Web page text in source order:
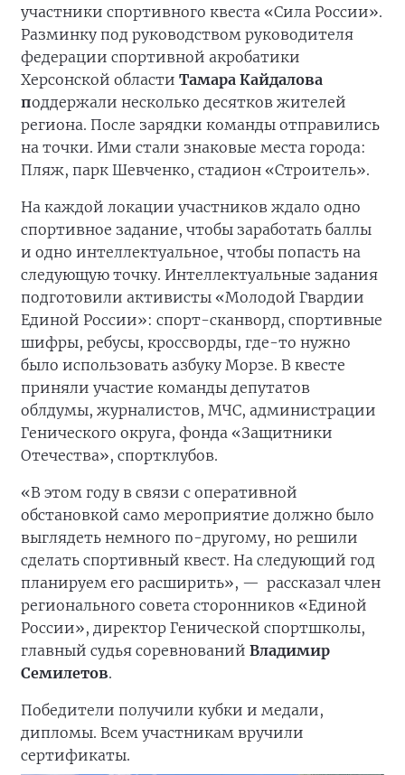
участники спортивного квеста «Сила России».
Разминку под руководством руководителя
федерации спортивной акробатики
Херсонской области Тамара Кайдалова
поддержали несколько десятков жителей
региона. После зарядки команды отправились
на точки. Ими стали знаковые места города:
Пляж, парк Шевченко, стадион «Строитель».
На каждой локации участников ждало одно
спортивное задание, чтобы заработать баллы
и одно интеллектуальное, чтобы попасть на
следующую точку. Интеллектуальные задания
подготовили активисты «Молодой Гвардии
Единой России»: спорт-сканворд, спортивные
шифры, ребусы, кроссворды, где-то нужно
было использовать азбуку Морзе. В квесте
приняли участие команды депутатов
облдумы, журналистов, МЧС, администрации
Генического округа, фонда «Защитники
Отечества», спортклубов.
«В этом году в связи с оперативной
обстановкой само мероприятие должно было
выглядеть немного по-другому, но решили
сделать спортивный квест. На следующий год
планируем его расширить», — рассказал член
регионального совета сторонников «Единой
России», директор Генической спортшколы,
главный судья соревнований Владимир
Семилетов.
Победители получили кубки и медали,
дипломы. Всем участникам вручили
сертификаты.